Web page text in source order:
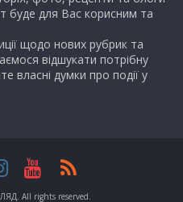
буде для Вас корисним та
щодо нових рубрик та
відшукати потрібну
власні думки про події у
. All rights reserved.